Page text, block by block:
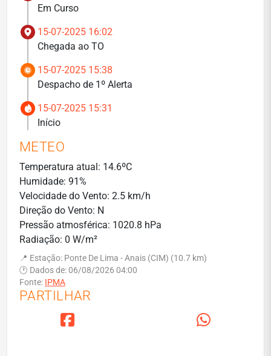
Em Curso
15-07-2025 16:02
Chegada ao TO
15-07-2025 15:38
Despacho de 1º Alerta
15-07-2025 15:31
Início
METEO
Temperatura atual: 14.6ºC
Humidade: 91%
Velocidade do Vento: 2.5 km/h
Direção do Vento: N
Pressão atmosférica: 1020.8 hPa
Radiação: 0 W/m²
📍 Estação: Ponte De Lima - Anais (CIM) (10.7 km)
🕐 Dados de: 06/08/2026 04:00
Fonte: IPMA
PARTILHAR